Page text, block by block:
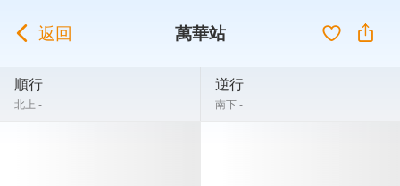
返回 萬華站
順行
北上 -
逆行
南下 -